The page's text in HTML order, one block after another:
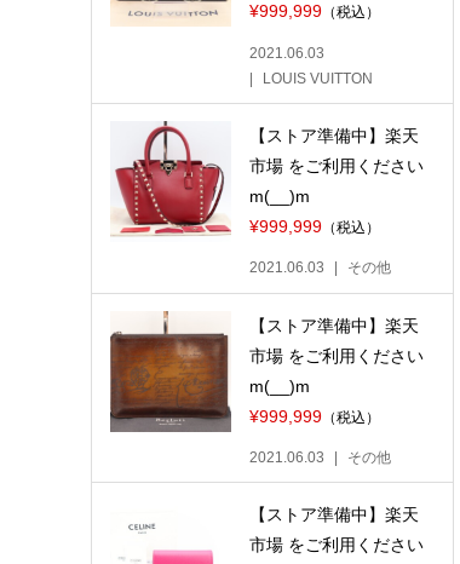
¥999,999（税込）
2021.06.03
LOUIS VUITTON
【ストア準備中】楽天
市場 をご利用ください
m(__)m
¥999,999（税込）
2021.06.03 その他
【ストア準備中】楽天
市場 をご利用ください
m(__)m
¥999,999（税込）
2021.06.03 その他
【ストア準備中】楽天
市場 をご利用ください